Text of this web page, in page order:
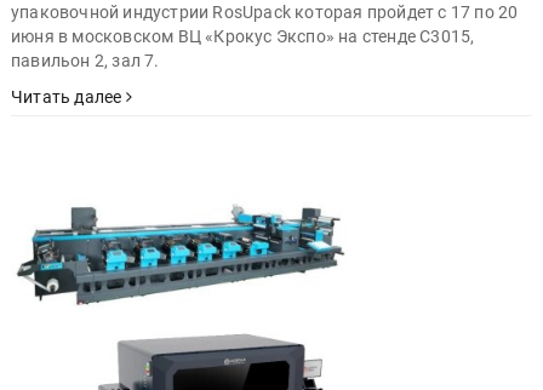
упаковочной индустрии RosUpack которая пройдет с 17 по 20
июня в московском ВЦ «Крокус Экспо» на стенде C3015,
павильон 2, зал 7.
Читать далее